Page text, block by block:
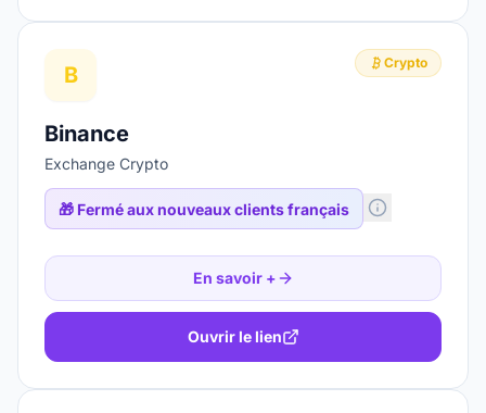
B Crypto
Binance
Exchange Crypto
🎁 Fermé aux nouveaux clients français
En savoir +
Ouvrir le lien